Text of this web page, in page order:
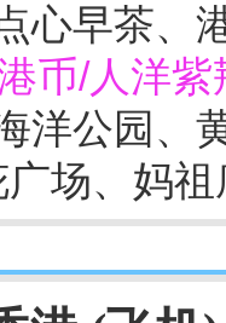
心早茶、
币/人洋
洋公园、
场、妈